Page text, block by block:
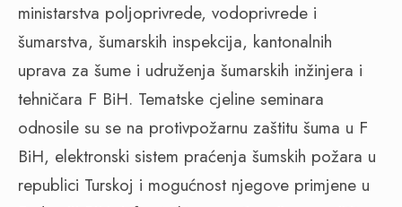
ministarstva poljoprivrede, vodoprivrede i
šumarstva, šumarskih inspekcija, kantonalnih
uprava za šume i udruženja šumarskih inžinjera i
tehničara F BiH. Tematske cjeline seminara
odnosile su se na protivpožarnu zaštitu šuma u F
BiH, elektronski sistem praćenja šumskih požara u
republici Turskoj i mogućnost njegove primjene u